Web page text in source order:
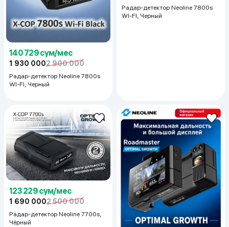
140 729 сум/мес
1 930 0002 900 000
Радар-детектор Neoline 7800s
WI-FI, Черный
Радар-детектор Neoline 7800s
WI-FI, Черный
123 229 сум/мес
1 690 0002 500 000
Радар-детектор Neoline 7700s,
Чёрный